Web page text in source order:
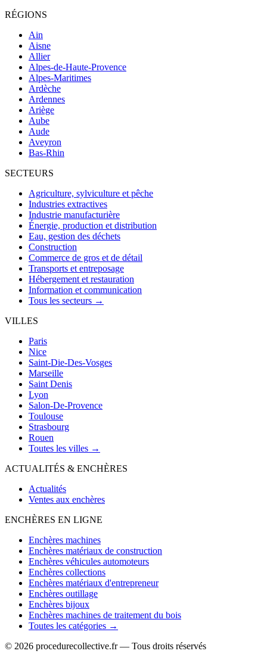
RÉGIONS
Ain
Aisne
Allier
Alpes-de-Haute-Provence
Alpes-Maritimes
Ardèche
Ardennes
Ariège
Aube
Aude
Aveyron
Bas-Rhin
SECTEURS
Agriculture, sylviculture et pêche
Industries extractives
Industrie manufacturière
Énergie, production et distribution
Eau, gestion des déchets
Construction
Commerce de gros et de détail
Transports et entreposage
Hébergement et restauration
Information et communication
Tous les secteurs →
VILLES
Paris
Nice
Saint-Die-Des-Vosges
Marseille
Saint Denis
Lyon
Salon-De-Provence
Toulouse
Strasbourg
Rouen
Toutes les villes →
ACTUALITÉS & ENCHÈRES
Actualités
Ventes aux enchères
ENCHÈRES EN LIGNE
Enchères machines
Enchères matériaux de construction
Enchères véhicules automoteurs
Enchères collections
Enchères matériaux d'entrepreneur
Enchères outillage
Enchères bijoux
Enchères machines de traitement du bois
Toutes les catégories →
© 2026 procedurecollective.fr — Tous droits réservés